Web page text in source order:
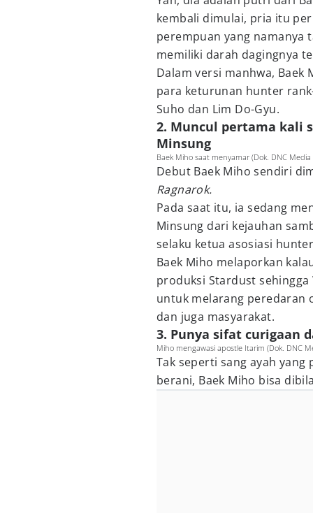
kembali dimulai, pria itu
perempuan yang namanya
memiliki darah dagingnya
Dalam versi manhwa, Baek
para keturunan hunter
Suho dan Lim Do-Gyu.
2. Muncul pertama kali
Minsung
Baek Miho saat menyamar (Dok. DNC
Debut Baek Miho sendiri
Ragnarok.
Pada saat itu, ia sedang
Minsung dari kejauhan
selaku ketua asosiasi
Baek Miho melaporkan
produksi Stardust
untuk melarang peredaran
dan juga masyarakat.
3. Punya sifat curigaan
Miho mengawasi apostle Itarim (Dok. DNC
Tak seperti sang ayah
berani, Baek Miho bisa